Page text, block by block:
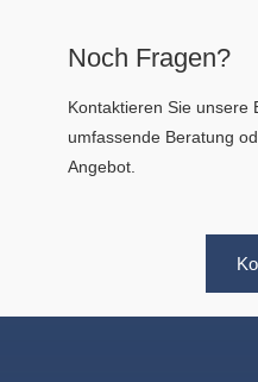
Noch Fragen?
Kontaktieren Sie unsere
umfassende Beratung
Angebot.